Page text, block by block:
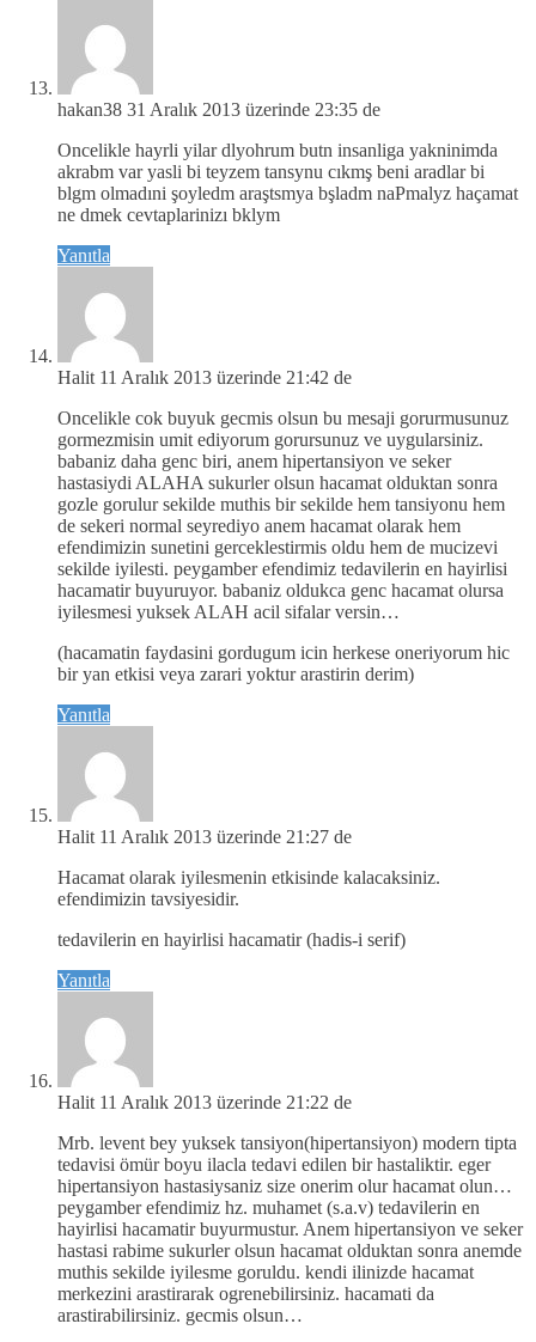
hakan38 31 Aralık 2013 üzerinde 23:35 de
Oncelikle hayrli yilar dlyohrum butn insanliga yakninimda
akrabm var yasli bi teyzem tansynu cıkmş beni aradlar bi
blgm olmadıni şoyledm araştsmya bşladm naPmalyz haçamat
ne dmek cevtaplarinizı bklym
Yanıtla
Halit 11 Aralık 2013 üzerinde 21:42 de
Oncelikle cok buyuk gecmis olsun bu mesaji gorurmusunuz
gormezmisin umit ediyorum gorursunuz ve uygularsiniz.
babaniz daha genc biri, anem hipertansiyon ve seker
hastasiydi ALAHA sukurler olsun hacamat olduktan sonra
gozle gorulur sekilde muthis bir sekilde hem tansiyonu hem
de sekeri normal seyrediyo anem hacamat olarak hem
efendimizin sunetini gerceklestirmis oldu hem de mucizevi
sekilde iyilesti. peygamber efendimiz tedavilerin en hayirlisi
hacamatir buyuruyor. babaniz oldukca genc hacamat olursa
iyilesmesi yuksek ALAH acil sifalar versin…
(hacamatin faydasini gordugum icin herkese oneriyorum hic
bir yan etkisi veya zarari yoktur arastirin derim)
Yanıtla
Halit 11 Aralık 2013 üzerinde 21:27 de
Hacamat olarak iyilesmenin etkisinde kalacaksiniz.
efendimizin tavsiyesidir.
tedavilerin en hayirlisi hacamatir (hadis-i serif)
Yanıtla
Halit 11 Aralık 2013 üzerinde 21:22 de
Mrb. levent bey yuksek tansiyon(hipertansiyon) modern tipta
tedavisi ömür boyu ilacla tedavi edilen bir hastaliktir. eger
hipertansiyon hastasiysaniz size onerim olur hacamat olun…
peygamber efendimiz hz. muhamet (s.a.v) tedavilerin en
hayirlisi hacamatir buyurmustur. Anem hipertansiyon ve seker
hastasi rabime sukurler olsun hacamat olduktan sonra anemde
muthis sekilde iyilesme goruldu. kendi ilinizde hacamat
merkezini arastirarak ogrenebilirsiniz. hacamati da
arastirabilirsiniz. gecmis olsun…